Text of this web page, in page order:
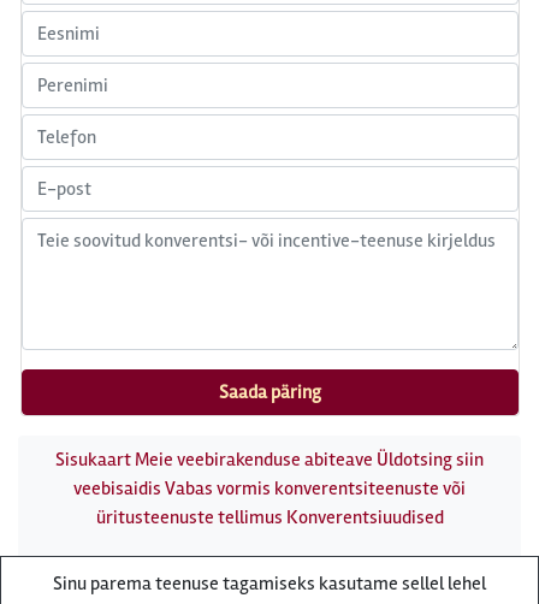
Sisukaart Meie veebirakenduse abiteave Üldotsing siin
veebisaidis Vabas vormis konverentsiteenuste või
üritusteenuste tellimus Konverentsiuudised
konverentsiteenuseid reisibüroo Reisiekspert
Sinu parema teenuse tagamiseks kasutame sellel lehel